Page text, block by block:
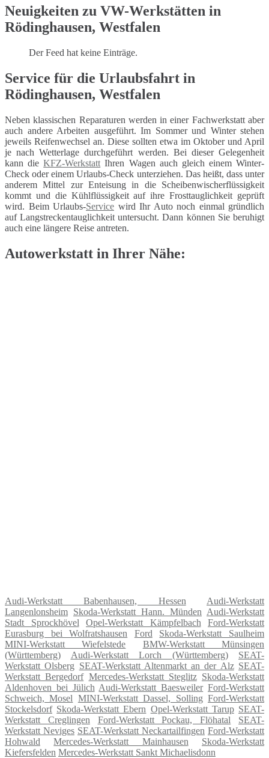
Neuigkeiten zu VW-Werkstätten in
Rödinghausen, Westfalen
Der Feed hat keine Einträge.
Service für die Urlaubsfahrt in
Rödinghausen, Westfalen
Neben klassischen Reparaturen werden in einer Fachwerkstatt aber
auch andere Arbeiten ausgeführt. Im Sommer und Winter stehen
jeweils Reifenwechsel an. Diese sollten etwa im Oktober und April
je nach Wetterlage durchgeführt werden. Bei dieser Gelegenheit
kann dieKFZ-Werkstatt Ihren Wagen auch gleich einem Winter-
Check oder einem Urlaubs-Check unterziehen. Das heißt, dass unter
anderem Mittel zur Enteisung in die Scheibenwischerflüssigkeit
kommt und die Kühlflüssigkeit auf ihre Frosttauglichkeit geprüft
wird. Beim Urlaubs-Service wird Ihr Auto noch einmal gründlich
auf Langstreckentauglichkeit untersucht. Dann können Sie beruhigt
auch eine längere Reise antreten.
Autowerkstatt in Ihrer Nähe:
Audi-Werkstatt Babenhausen, Hessen
Audi-Werkstatt
Langenlonsheim Skoda-Werkstatt Hann. Münden Audi-Werkstatt
Stadt Sprockhövel
Opel-Werkstatt Kämpfelbach
Ford-Werkstatt
Eurasburg bei Wolfratshausen
Ford
Skoda-Werkstatt Saulheim
MINI-Werkstatt Wiefelstede
BMW-Werkstatt Münsingen
(Württemberg)
Audi-Werkstatt Lorch (Württemberg)
SEAT-
Werkstatt Olsberg SEAT-Werkstatt Altenmarkt an der Alz SEAT-
Werkstatt Bergedorf Mercedes-Werkstatt Steglitz Skoda-Werkstatt
Aldenhoven bei Jülich Audi-Werkstatt Baesweiler Ford-Werkstatt
Schweich, Mosel MINI-Werkstatt Dassel, Solling Ford-Werkstatt
Stockelsdorf Skoda-Werkstatt Ebern Opel-Werkstatt Tarup SEAT-
Werkstatt Creglingen
Ford-Werkstatt Pockau, Flöhatal
SEAT-
Werkstatt Neviges SEAT-Werkstatt Neckartailfingen Ford-Werkstatt
Hohwald
Mercedes-Werkstatt Mainhausen
Skoda-Werkstatt
Kiefersfelden Mercedes-Werkstatt Sankt Michaelisdonn